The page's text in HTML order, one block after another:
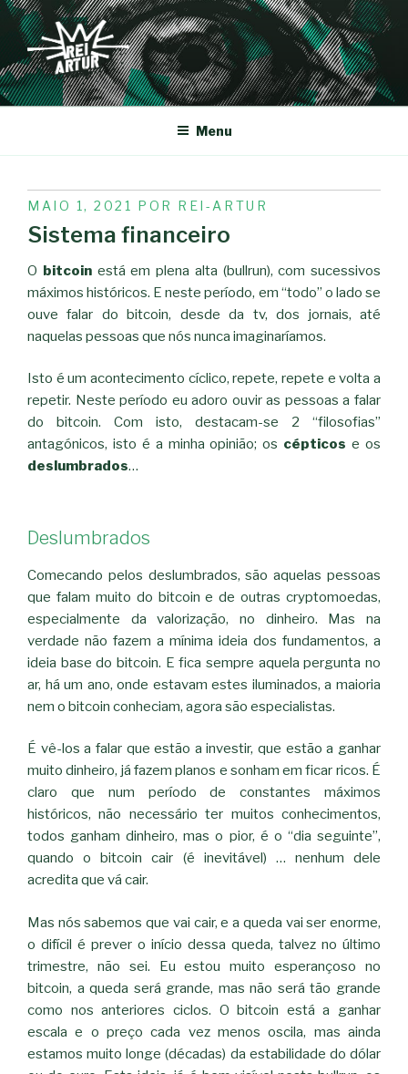
Saltar
para
conteúdo
REI-ARTUR
Menu
PUBLICADO
EM
MAIO 1, 2021 POR REI-ARTUR
Sistema financeiro
O bitcoinestá em plena alta (bullrun), com sucessivos
máximos históricos. E neste período, em “todo” o lado se
ouve falar do bitcoin, desde da tv, dos jornais, até
naquelas pessoas que nós nunca imaginaríamos.
Isto é um acontecimento cíclico, repete, repete e volta a
repetir. Neste período eu adoro ouvir as pessoas a falar
do bitcoin. Com isto, destacam-se 2 “filosofias”
antagónicos, isto é a minha opinião; os cépticos e os
deslumbrados…
Deslumbrados
Comecando pelos deslumbrados, são aquelas pessoas
que falam muito do bitcoin e de outras cryptomoedas,
especialmente da valorização, no dinheiro. Mas na
verdade não fazem a mínima ideia dos fundamentos, a
ideia base do bitcoin. E fica sempre aquela pergunta no
ar, há um ano, onde estavam estes iluminados, a maioria
nem o bitcoin conheciam, agora são especialistas.
É vê-los a falar que estão a investir, que estão a ganhar
muito dinheiro, já fazem planos e sonham em ficar ricos. É
claro que num período de constantes máximos
históricos, não necessário ter muitos conhecimentos,
todos ganham dinheiro, mas o pior, é o “dia seguinte”,
quando o bitcoin cair (é inevitável) … nenhum dele
acredita que vá cair.
Mas nós sabemos que vai cair, e a queda vai ser enorme,
o difícil é prever o início dessa queda, talvez no último
trimestre, não sei. Eu estou muito esperançoso no
bitcoin, a queda será grande, mas não será tão grande
como nos anteriores ciclos. O bitcoin está a ganhar
escala e o preço cada vez menos oscila, mas ainda
estamos muito longe (décadas) da estabilidade do dólar